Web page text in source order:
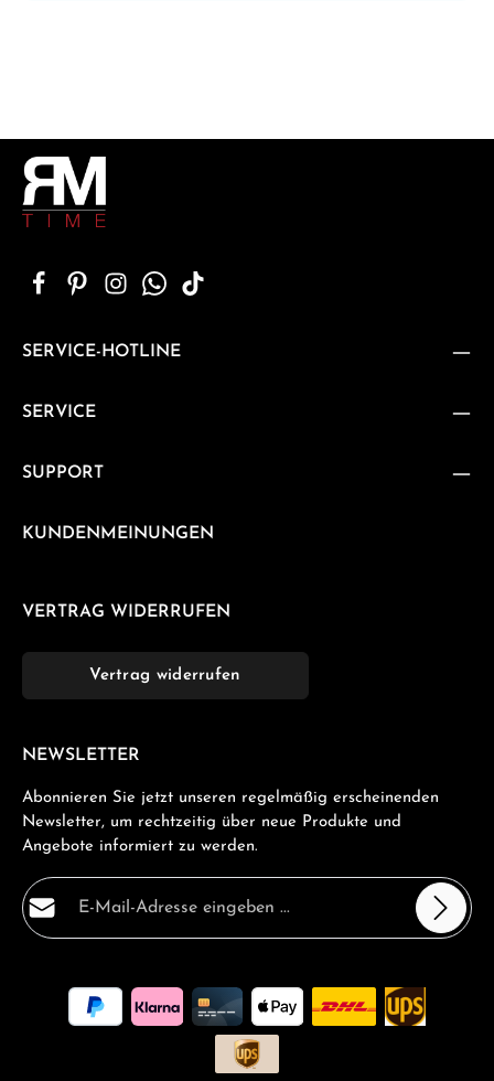
SERVICE-HOTLINE
SERVICE
SUPPORT
KUNDENMEINUNGEN
VERTRAG WIDERRUFEN
Vertrag widerrufen
NEWSLETTER
Abonnieren Sie jetzt unseren regelmäßig erscheinenden
Newsletter, um rechtzeitig über neue Produkte und
Angebote informiert zu werden.
E-Mail-Adresse*
Ich habe die
Datenschutzbestimmungen
zur Kenntnis
genommen und dieAGBgelesen und bin mit ihnen
Pflichtfelder.